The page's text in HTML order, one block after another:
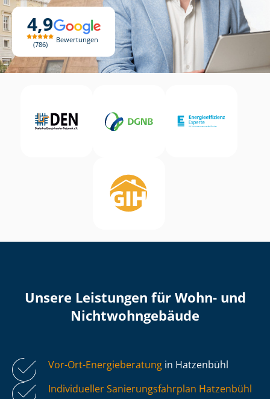
4,9
786
Bewertungen
Unsere Leistungen für Wohn- und
Nicht­wohn­ge­bäu­de
Vor-Ort-Energieberatung in Hatzenbühl
Individueller Sa­nie­rungs­fahr­plan Hatzenbühl